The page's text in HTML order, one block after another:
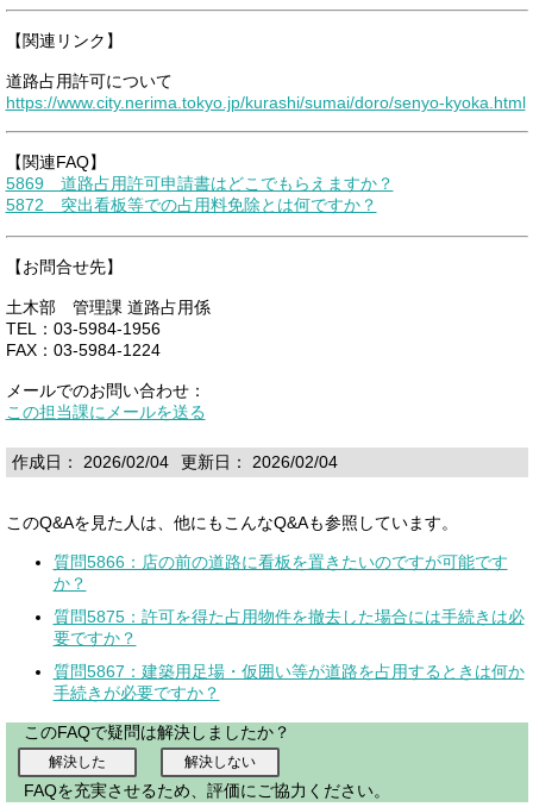
【関連リンク】
道路占用許可について
https://www.city.nerima.tokyo.jp/kurashi/sumai/doro/senyo-kyoka.html
【関連FAQ】
5869 道路占用許可申請書はどこでもらえますか？
5872 突出看板等での占用料免除とは何ですか？
【お問合せ先】
土木部 管理課 道路占用係
TEL：03-5984-1956
FAX：03-5984-1224
メールでのお問い合わせ：
この担当課にメールを送る
作成日： 2026/02/04 更新日： 2026/02/04
このQ&Aを見た人は、他にもこんなQ&Aも参照しています。
質問5866：店の前の道路に看板を置きたいのですが可能です
か？
質問5875：許可を得た占用物件を撤去した場合には手続きは必
要ですか？
質問5867：建築用足場・仮囲い等が道路を占用するときは何か
手続きが必要ですか？
このFAQで疑問は解決しましたか？
FAQを充実させるため、評価にご協力ください。